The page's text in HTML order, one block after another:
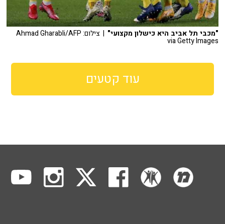
"מכבי תל אביב היא כישלון מקצועי" | צילום: Ahmad Gharabli/AFP
via Getty Images
עוד קטעים